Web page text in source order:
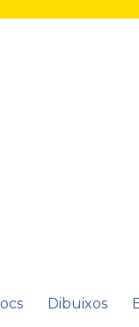
Dibuixos